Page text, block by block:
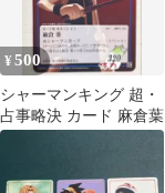
¥500
シャーマンキング 超・
占事略決 カード 麻倉葉